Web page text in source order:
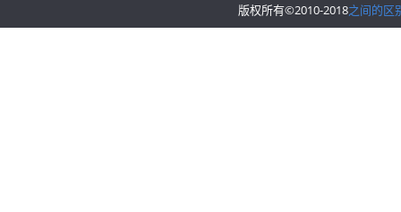
版权所有©2010-2018之间的区